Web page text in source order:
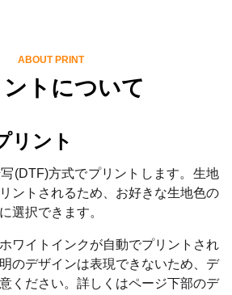
ABOUT PRINT
トについて
リント
(DTF)方式でプリントします。生地
ントされるため、お好きな生地色の
選択できます。
ワイトインクが自動でプリントされ
のデザインは表現できないため、デ
ください。詳しくはページ下部のデ